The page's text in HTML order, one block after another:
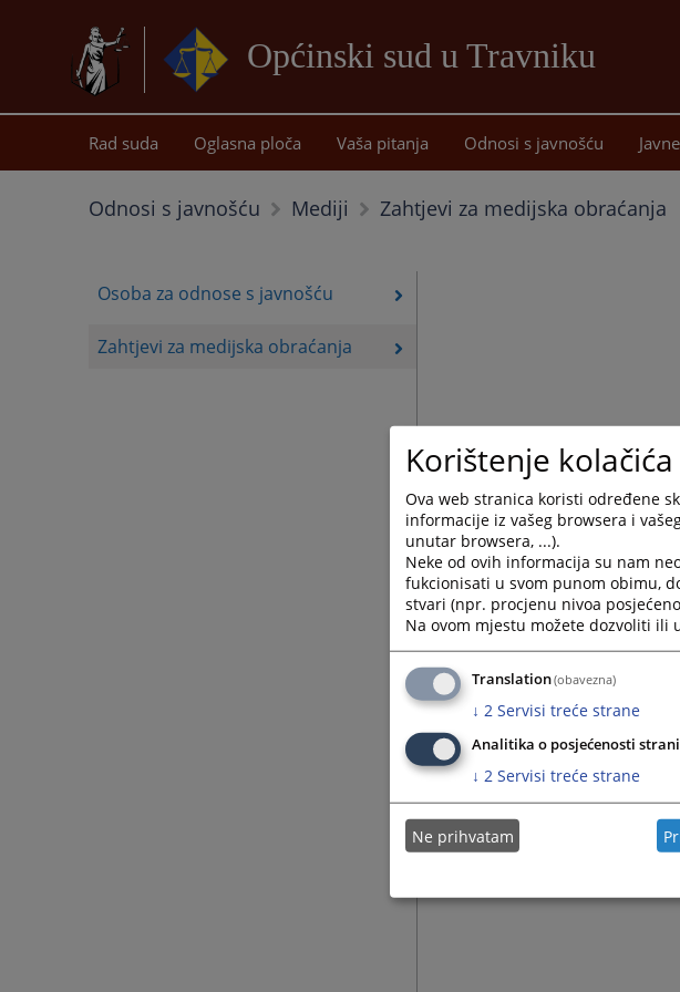
Općinski sud u Travniku
sadržaj
Rad suda Oglasna ploča Vaša pitanja Odnosi s javnošću
Odnosi s javnošću Mediji Zahtjevi za medijska obraćanja
Osoba za odnose s javnošću
Zahtjevi za medijska obraćanja
Korištenje kolačića
Ova web stranica koristi određene
informacije iz vašeg browsera i
unutar browsera, ...).
Neke od ovih informacija su nam
fukcionisati u svom punom obimu,
stvari (npr. procjenu nivoa
Na ovom mjestu možete dozvoliti
Translation(obavezna)
↓ 2 Servisi treće strane
Analitika o posjećenosti
↓ 2 Servisi treće strane
Ne prihvatam